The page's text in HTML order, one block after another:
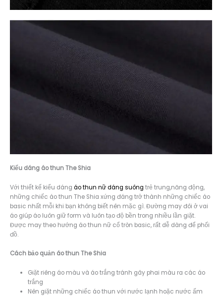
Kiểu dáng áo thun The Shia
Với thiết kế kiểu dáng áo thun nữ dáng suông trẻ trung,năng động,
những chiếc áo thun The Shia xứng đáng trở thành những chiếc áo
basic nhất mỗi khi bạn không biết nên mặc gì. Đường may đôi ở vai
áo giúp áo luôn giữ form và luôn tạo độ bền trong nhiều lần giặt.
Được may theo hướng áo thun nữ cổ tròn basic, rất dễ dàng để phối
đồ.
Cách bảo quản áo thun The Shia
Giặt riêng áo màu và áo trắng tránh gây phai màu ra các áo
trắng
Nên giặt những chiếc áo thun với nước lạnh hoặc nước ấm